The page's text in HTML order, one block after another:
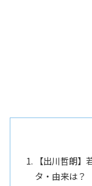
【出川哲朗
タ・由来は？